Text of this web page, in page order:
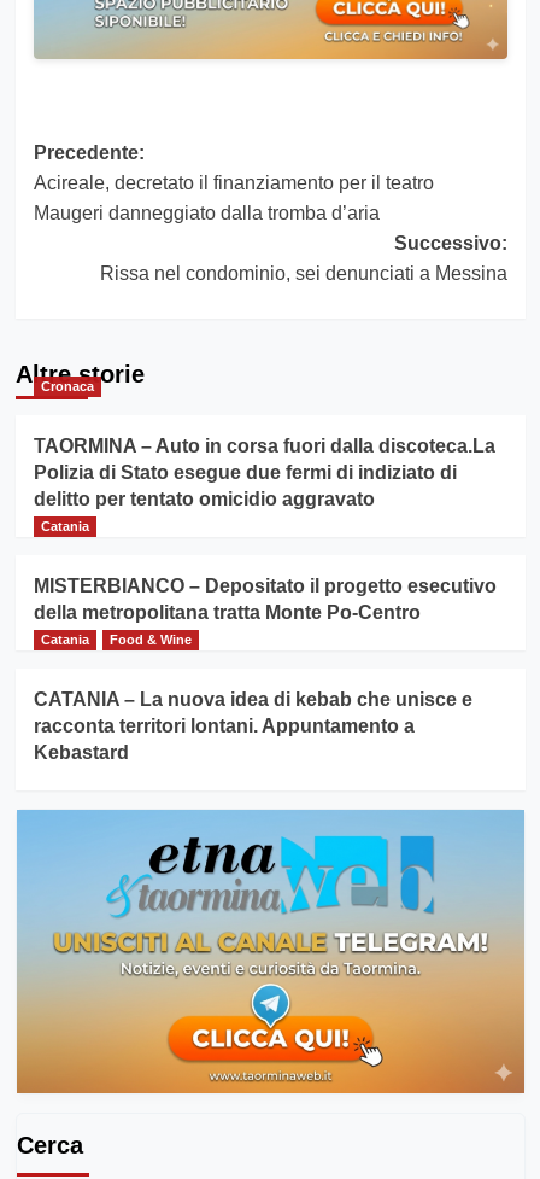
Navigazione
articolo
Precedente:
Acireale, decretato il finanziamento per il teatro
Maugeri danneggiato dalla tromba d’aria
Successivo:
Rissa nel condominio, sei denunciati a Messina
Altre storie
Cronaca
TAORMINA – Auto in corsa fuori dalla discoteca.La
Polizia di Stato esegue due fermi di indiziato di
delitto per tentato omicidio aggravato
Catania
MISTERBIANCO – Depositato il progetto esecutivo
della metropolitana tratta Monte Po-Centro
Catania Food & Wine
CATANIA – La nuova idea di kebab che unisce e
racconta territori lontani. Appuntamento a
Kebastard
Cerca